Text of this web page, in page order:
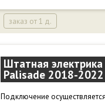
заказ от 1 д.
Штатная
Palisade 2018-2022
Подключение